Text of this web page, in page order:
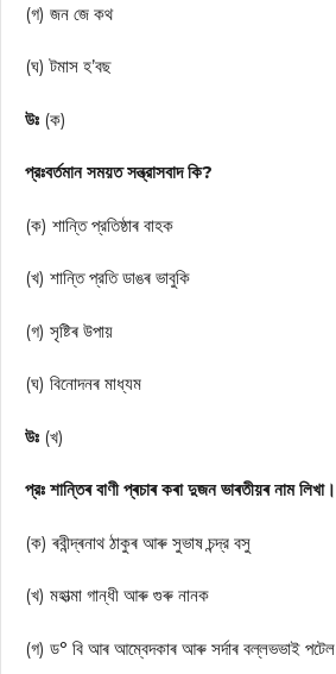
(গ) জন জে কথ
(ঘ) টমাস হ’বছ
উঃ (ক)
প্রঃবর্তমান সময়ত সন্ত্রাসবাদ কি?
(ক) শান্তি প্রতিষ্ঠাৰ বাহক
(খ) শান্তি প্রতি ডাঙৰ ভাবুকি
(গ) সৃষ্টিৰ উপায়
(ঘ) বিনোদনৰ মাধ্যম
উঃ (খ)
প্রঃ শান্তিৰ বাণী প্ৰচাৰ কৰা দুজন ভাৰতীয়ৰ নাম লিখা।
(ক) ৰবীন্দ্ৰনাথ ঠাকুৰ আৰু সুভাষ চন্দ্র বসু
(খ) মহাত্মা গান্ধী আৰু গুৰু নানক
(গ) ড° বি আৰ আম্বেদকাৰ আৰু সৰ্দাৰ বল্লভভাই পটেল